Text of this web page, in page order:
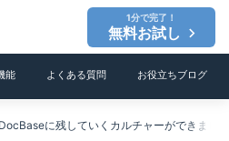
能 よくある質問 お役立ちブログ
1分で完了！
無料お試し
に残していくカルチャーができました